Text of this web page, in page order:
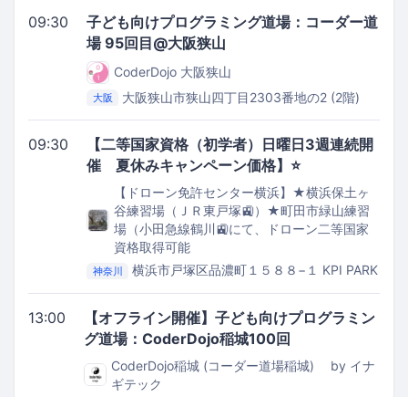
09:30
子ども向けプログラミング道場：コーダー道
場 95回目@大阪狭山
CoderDojo 大阪狭山
大阪
大阪狭山市狭山四丁目2303番地の2 (2階)
09:30
【二等国家資格（初学者）日曜日3週連続開
催 夏休みキャンペーン価格】⭐️
【ドローン免許センター横浜】★横浜保土ヶ
谷練習場（ＪＲ東戸塚🚉）★町田市緑山練習
場（小田急線鶴川🚉にて、ドローン二等国家
資格取得可能
神奈川 横浜市戸塚区品濃町１５８８−１
KPI PARK
13:00
【オフライン開催】子ども向けプログラミン
グ道場：CoderDojo稲城100回
CoderDojo稲城 (コーダー道場稲城) by イナ
ギテック